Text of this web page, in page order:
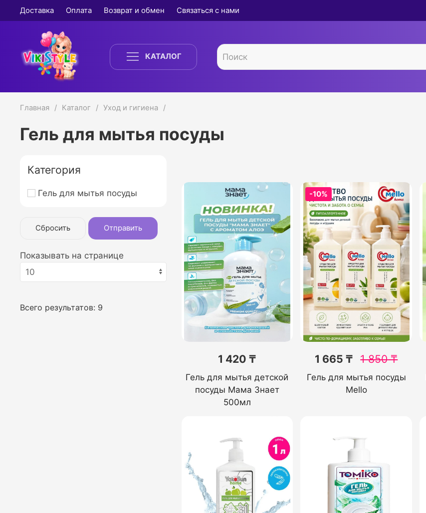
Доставка Оплата Возврат и обмен Связаться с нами
КАТАЛОГ
Главная Каталог Уход и гигиена
Гель для мытья посуды
Категория
Гель для мытья посуды
Сбросить Отправить
Показывать на странице
Всего результатов: 9
1 420 ₸
Гель для мытья детской
посуды Мама Знает
500мл
-10%
1 665 ₸ 1 850₸
Гель для мытья посуды
Mello